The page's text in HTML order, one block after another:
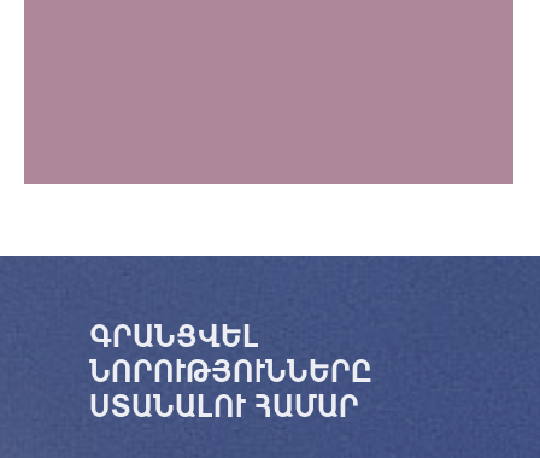
ԳՐԱՆՑՎԵԼ
ՆՈՐՈՒԹՅՈՒՆՆԵՐԸ
ՍՏԱՆԱԼՈՒ ՀԱՄԱՐ